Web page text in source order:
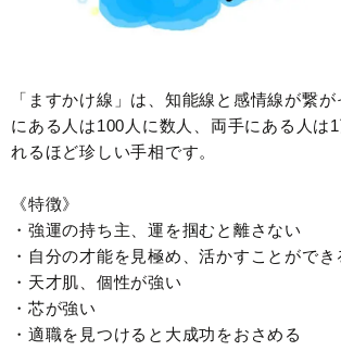
「ますかけ線」は、知能線と感情線が繋
にある人は100人に数人、両手にある人は
れるほど珍しい手相です。
《特徴》
・強運の持ち主、運を掴むと離さない
・自分の才能を見極め、活かすことができ
・天才肌、個性が強い
・芯が強い
・適職を見つけると大成功をおさめる